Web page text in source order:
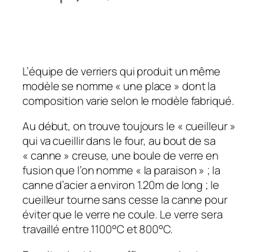
L’équipe de verriers qui produit un même
modèle se nomme « une place » dont la
composition varie selon le modèle fabriqué.
Au début, on trouve toujours le « cueilleur »
qui va cueillir dans le four, au bout de sa
« canne » creuse, une boule de verre en
fusion que l’on nomme « la paraison » ; la
canne d’acier a environ 1.20m de long ; le
cueilleur tourne sans cesse la canne pour
éviter que le verre ne coule. Le verre sera
travaillé entre 1100°C et 800°C.